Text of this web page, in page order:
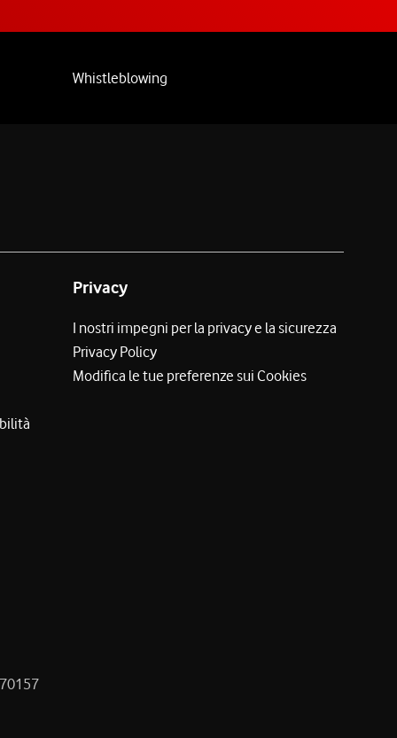
Whistleblowing
Privacy
I nostri impegni per la privacy e la sicurezza
Privacy Policy
Modifica le tue preferenze sui Cookies